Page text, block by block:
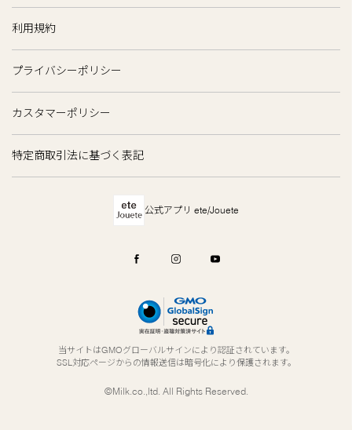
利用規約
プライバシーポリシー
カスタマーポリシー
特定商取引法に基づく表記
公式アプリ ete/Jouete
当サイトはGMOグローバルサインにより認証されています。
SSL対応ページからの情報送信は暗号化により保護されます。
©Milk.co.,ltd. All Rights Reserved.